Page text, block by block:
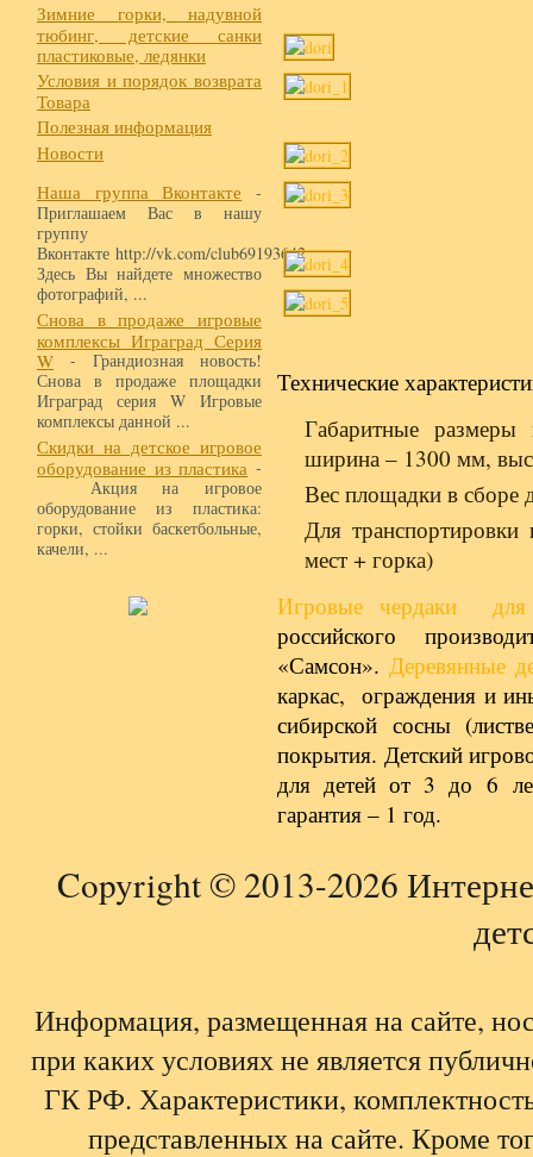
Зимние горки, надувной
тюбинг, детские санки
пластиковые, ледянки
Условия и порядок возврата
Товара
Полезная информация
Новости
Наша группа Вконтакте -
Приглашаем Вас в нашу
группу
Вконтакте http://vk.com/club69193642
Здесь Вы найдете множество
фотографий, ...
Снова в продаже игровые
комплексы Играград Серия
W - Грандиозная новость!
Снова в продаже площадки
Играград серия W Игровые
комплексы данной ...
Скидки на детское игровое
оборудование из пластика -
Акция на игровое
оборудование из пластика:
горки, стойки баскетбольные,
качели, ...
Технические
Габаритные размеры
ширина – 1300 мм,
Вес площадки в сборе
Для
мест + горка)
Игровые чердаки
российского
«Самсон».Деревянные
каркас, ограждения и
сибирской сосны
покрытия. Детский
для детей от 3 до 6
гарантия – 1 год.
Copyright © 2013-2026
Информация, размещенная на сайте,
при каких условиях не является
ГК РФ. Характеристики,
представленных на сайте. Кроме